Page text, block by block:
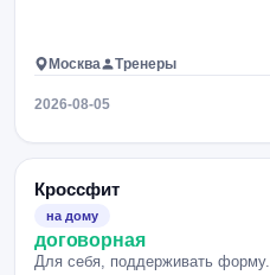
Москва Тренеры
2026-08-05
Кроссфит
на дому
договорная
Для себя, поддерживать форму.